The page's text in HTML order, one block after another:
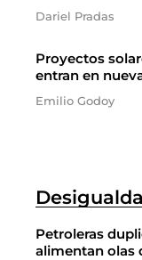
Dariel Pradas
Proyectos
entran en
Emilio Godoy
Petroleras
alimentan olas